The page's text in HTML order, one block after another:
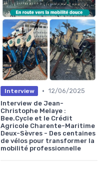
Interview • 12/06/2025
Interview de Jean-
Christophe Melaye :
Bee.Cycle et le Crédit
Agricole Charente-Maritime
Deux-Sèvres - Des centaines
de vélos pour transformer la
mobilité professionnelle